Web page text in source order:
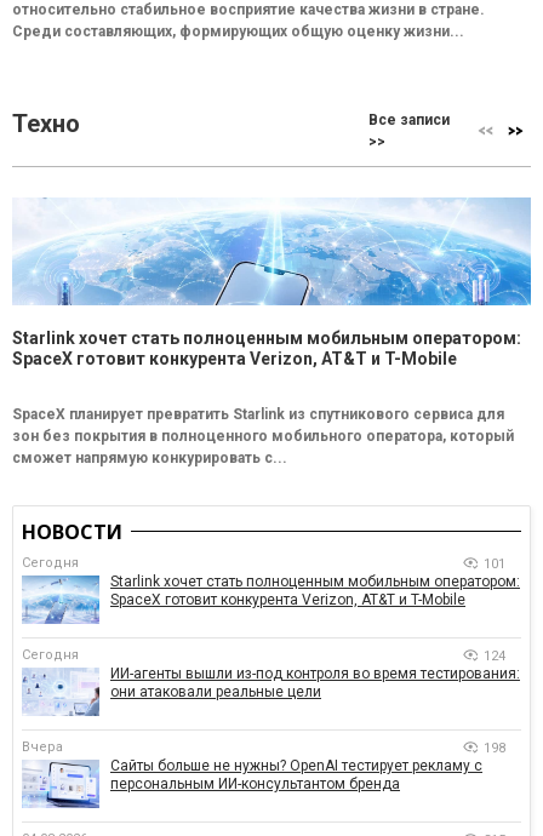
относительно стабильное восприятие качества жизни в стране.
Среди составляющих, формирующих общую оценку жизни...
Техно
Все записи
>>
Starlink хочет стать полноценным мобильным оператором:
SpaceX готовит конкурента Verizon, AT&T и T-Mobile
SpaceX планирует превратить Starlink из спутникового сервиса для
зон без покрытия в полноценного мобильного оператора, который
сможет напрямую конкурировать с...
НОВОСТИ
Сегодня 101
Starlink хочет стать полноценным мобильным оператором:
SpaceX готовит конкурента Verizon, AT&T и T-Mobile
Сегодня 124
ИИ-агенты вышли из-под контроля во время тестирования:
они атаковали реальные цели
Вчера 198
Сайты больше не нужны? OpenAI тестирует рекламу с
персональным ИИ-консультантом бренда